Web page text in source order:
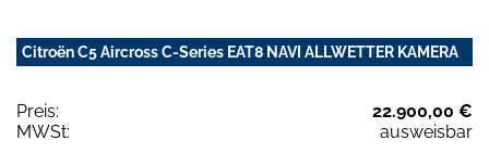
Citroën C5 Aircross C-Series EAT8 NAVI ALLWETTER KAMERA
Preis:
22.900,00 €
MWSt:
ausweisbar